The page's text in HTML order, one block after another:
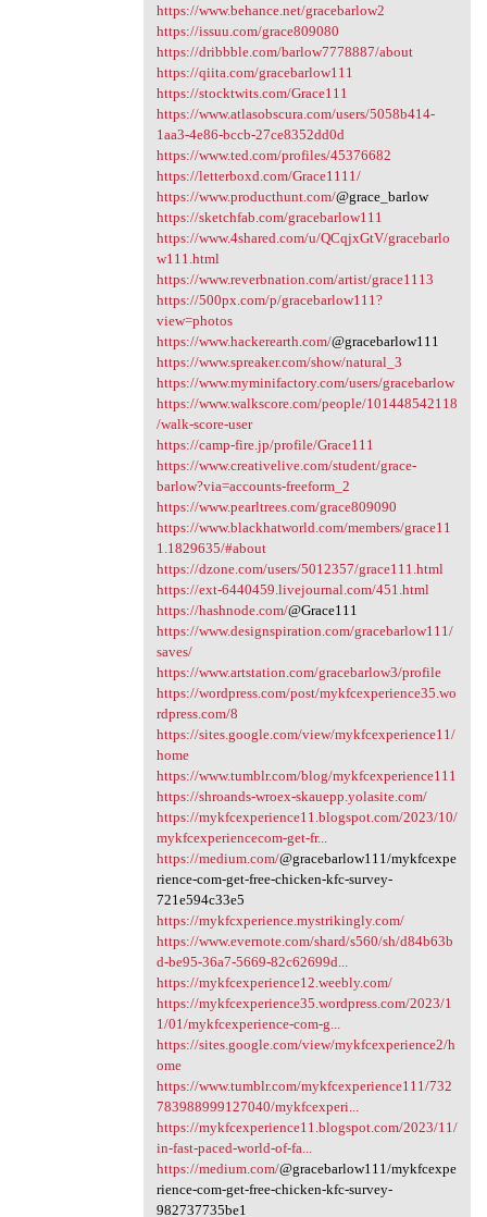
https://www.behance.net/gracebarlow2
https://issuu.com/grace809080
https://dribbble.com/barlow7778887/about
https://qiita.com/gracebarlow111
https://stocktwits.com/Grace111
https://www.atlasobscura.com/users/5058b414-
1aa3-4e86-bccb-27ce8352dd0d
https://www.ted.com/profiles/45376682
https://letterboxd.com/Grace1111/
https://www.producthunt.com/@grace_barlow
https://sketchfab.com/gracebarlow111
https://www.4shared.com/u/QCqjxGtV/gracebarlo
w111.html
https://www.reverbnation.com/artist/grace1113
https://500px.com/p/gracebarlow111?
view=photos
https://www.hackerearth.com/@gracebarlow111
https://www.spreaker.com/show/natural_3
https://www.myminifactory.com/users/gracebarlow
https://www.walkscore.com/people/101448542118
/walk-score-user
https://camp-fire.jp/profile/Grace111
https://www.creativelive.com/student/grace-
barlow?via=accounts-freeform_2
https://www.pearltrees.com/grace809090
https://www.blackhatworld.com/members/grace11
1.1829635/#about
https://dzone.com/users/5012357/grace111.html
https://ext-6440459.livejournal.com/451.html
https://hashnode.com/@Grace111
https://www.designspiration.com/gracebarlow111/
saves/
https://www.artstation.com/gracebarlow3/profile
https://wordpress.com/post/mykfcexperience35.wo
rdpress.com/8
https://sites.google.com/view/mykfcexperience11/
home
https://www.tumblr.com/blog/mykfcexperience111
https://shroands-wroex-skauepp.yolasite.com/
https://mykfcexperience11.blogspot.com/2023/10/
mykfcexperiencecom-get-fr...
https://medium.com/@gracebarlow111/mykfcexpe
rience-com-get-free-chicken-kfc-survey-
721e594c33e5
https://mykfcxperience.mystrikingly.com/
https://www.evernote.com/shard/s560/sh/d84b63b
d-be95-36a7-5669-82c62699d...
https://mykfcexperience12.weebly.com/
https://mykfcexperience35.wordpress.com/2023/1
1/01/mykfcexperience-com-g...
https://sites.google.com/view/mykfcexperience2/h
ome
https://www.tumblr.com/mykfcexperience111/732
783988999127040/mykfcexperi...
https://mykfcexperience11.blogspot.com/2023/11/
in-fast-paced-world-of-fa...
https://medium.com/@gracebarlow111/mykfcexpe
rience-com-get-free-chicken-kfc-survey-
982737735be1